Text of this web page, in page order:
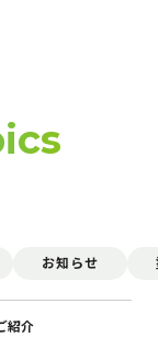
お知らせ
紹介